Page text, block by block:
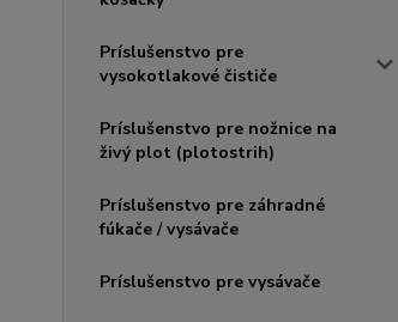
Príslušenstvo pre
vysokotlakové čističe
Príslušenstvo pre nožnice na
živý plot (plotostrih)
Príslušenstvo pre záhradné
fúkače / vysávače
Príslušenstvo pre vysávače